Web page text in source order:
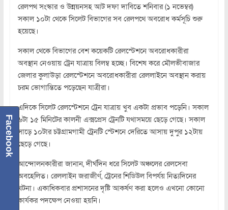
রেলপথ সংস্কার ও উন্নয়নসহ আট দফা দাবিতে শনিবার (১ নভেম্বর)
সকাল ১০টা থেকে সিলেট বিভাগের সব রেলপথে অবরোধ কর্মসূচি শুরু
হয়েছে।
সকাল থেকে বিভাগের বেশ কয়েকটি রেলস্টেশনে অবরোধকারীরা
অবস্থান নেওয়ায় ট্রেন যাত্রায় বিলম্ব হচ্ছে। বিশেষ করে মৌলভীবাজার
জেলার কুলাউড়া রেলস্টেশনে অবরোধকারীরা রেললাইনে অবস্থান করায়
চরম ভোগান্তিতে পড়েছেন যাত্রীরা।
এদিকে সিলেট রেলস্টেশনে ট্রেন যাত্রায় খুব একটা প্রভাব পড়েনি। সকাল
৬টা ১৫ মিনিটের কালনী এক্সপ্রেস ট্রেনটি যথাসময়ে ছেড়ে গেছে। সকাল
সাড়ে ১০টার চট্টগ্রামগামী ট্রেনটি স্টেশনে দেরিতে আসায় দুপুর ১২টায়
ছেড়ে গেছে।
আন্দোলনকারীরা জানান, দীর্ঘদিন ধরে সিলেট অঞ্চলের রেলসেবা
অবহেলিত। রেললাইন জরাজীর্ণ, ট্রেনের শিডিউল বিপর্যয় নিত্যদিনের
ঘটনা। একাধিকবার প্রশাসনের দৃষ্টি আকর্ষণ করা হলেও এখনো কোনো
কার্যকর পদক্ষেপ নেওয়া হয়নি।
Facebook